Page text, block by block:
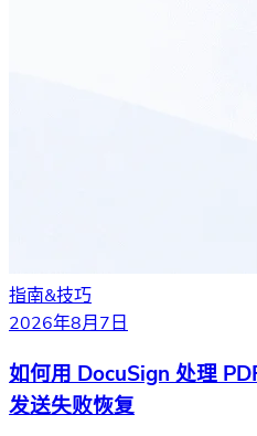
指南&技巧
2026年8月7日
如何用 DocuSign 处理
发送失败恢复